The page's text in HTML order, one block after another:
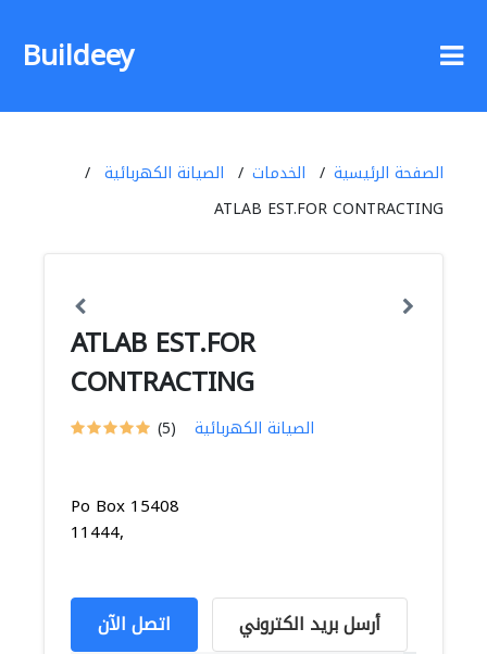
Buildeey
الصفحة الرئيسية الخدمات
الصيانة الكهربائية
ATLAB EST.FOR CONTRACTING
ATLAB EST.FOR
CONTRACTING
(5) الصيانة الكهربائية
Po Box 15408
11444,
اتصل الآن أرسل بريد الكتروني